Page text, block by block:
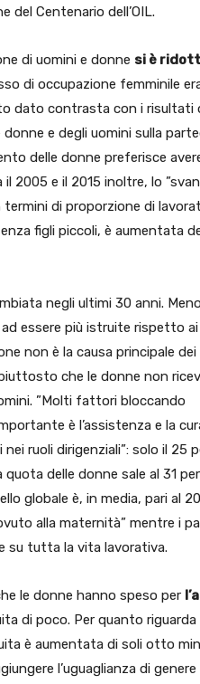
del Centenario dell’OIL.
di uomini e donne si è
di occupazione femminile
dato contrasta con i risultati
e degli uomini sulla
delle donne preferisce
2005 e il 2015 inoltre, lo
di proporzione di
figli piccoli, è aumentata
negli ultimi 30 anni.
essere più istruite rispetto ai
non è la causa principale
che le donne non
”Molti fattori bloccando
è l’assistenza e la
ruoli dirigenziali”: solo il 25
delle donne sale al 31
globale è, in media, pari al
alla maternità” mentre i
su tutta la vita lavorativa.
le donne hanno speso per
di poco. Per quanto riguarda
è aumentata di soli otto
l’uguaglianza di